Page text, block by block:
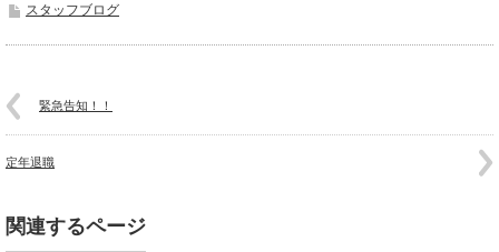
スタッフブログ
緊急告知！！
定年退職
関連するページ